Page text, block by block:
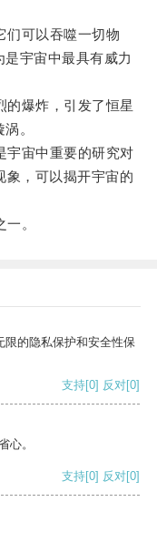
可以吞噬一切物
宇宙中最具有威力
爆炸，引发了恒星
。
宙中重要的研究对
象，可以揭开宇宙的
。
限的隐私保护和安全性保
支持[0] 反对[0]
心。
支持[0] 反对[0]